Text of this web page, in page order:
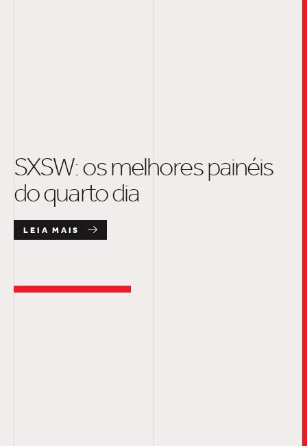
SXSW: os melhores painéis
do quarto dia
LEIA MAIS